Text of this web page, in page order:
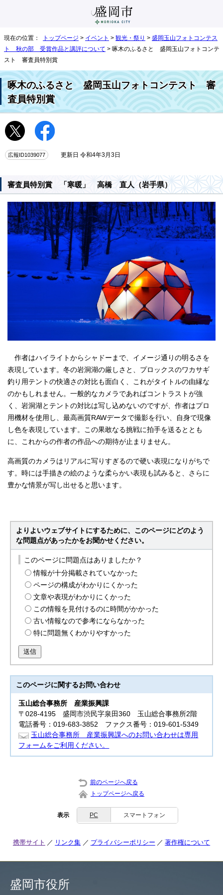
現在の位置： トップページ > イベント > 観光・祭り > 盛岡玉山フォトコンテス
ト 秋の部 受賞作品と講評について > 啄木のふるさと 盛岡玉山フォトコンテ
スト 審査員特別賞
啄木のふるさと 盛岡玉山フォトコンテスト 審
査員特別賞
広報ID1039077 更新日 令和4年3月3日
審査員特別賞 「寒暖」 高橋 直人（岩手県）
作者はハイライトからシャドーまで、イメージ通りの明るさを
表現しています。冬の岩洞湖の厳しさと、プロックスのワカサギ
釣り用テントの快適さの対比も面白く、これがタイトルの由縁な
のかもしれません。一般的なカメラであればコントラストが強
く、岩洞湖とテントの対比は写し込めないのですが、作者はプロ
用機材を使用し、最高画質RAWデータで撮影を行い、自身で現像
し色を表現しています。この果敢なる挑戦に拍手を送るととも
に、これからの作者の作品への期待が止まりません。
高画質のカメラはリアルに写りすぎるので硬い表現になりがちで
す。時には手描きの絵のような柔らかい表現も試みると、さらに
豊かな情景が写し出せると思います。
よりよいウェブサイトにするために、このページにどのよう
な問題点があったかをお聞かせください。
このページに問題点はありましたか？
情報が十分掲載されていなかった
ページの構成がわかりにくかった
文章や表現がわかりにくかった
この情報を見付けるのに時間がかかった
古い情報なので参考にならなかった
特に問題無くわかりやすかった
送信
このページに関するお問い合わせ
玉山総合事務所産業振興課
〒028-4195 盛岡市渋民字泉田360 玉山総合事務所2階
電話番号：019-683-3852 ファクス番号：019-601-5349
玉山総合事務所 産業振興課へのお問い合わせは専用
フォームをご利用ください。
前のページへ戻る
トップページへ戻る
表示 PC スマートフォン
携帯サイト リンク集 プライバシーポリシー 著作権について
盛岡市役所